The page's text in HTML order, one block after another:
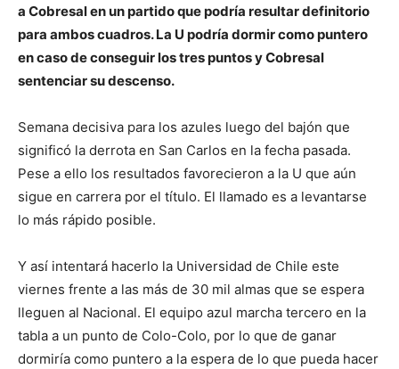
a Cobresal en un partido que podría resultar definitorio
para ambos cuadros. La U podría dormir como puntero
en caso de conseguir los tres puntos y Cobresal
sentenciar su descenso.
Semana decisiva para los azules luego del bajón que
significó la derrota en San Carlos en la fecha pasada.
Pese a ello los resultados favorecieron a la U que aún
sigue en carrera por el título. El llamado es a levantarse
lo más rápido posible.
Y así intentará hacerlo la Universidad de Chile este
viernes frente a las más de 30 mil almas que se espera
lleguen al Nacional. El equipo azul marcha tercero en la
tabla a un punto de Colo-Colo, por lo que de ganar
dormiría como puntero a la espera de lo que pueda hacer